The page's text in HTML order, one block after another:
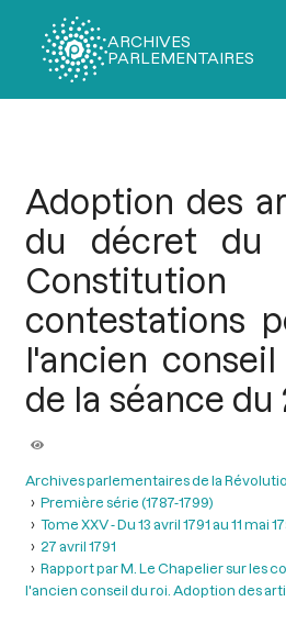
ARCHIVES
PARLEMENTAIRES
Adoption des
du décret du
contestations
l'ancien
de la séance du
Archives parlementaires de la
Première série (1787-1799)
Tome XXV - Du 13 avril 1791 au 11 mai
27 avril 1791
Rapport par M. Le Chapelier sur les
l'ancien conseil du roi. Adoption des